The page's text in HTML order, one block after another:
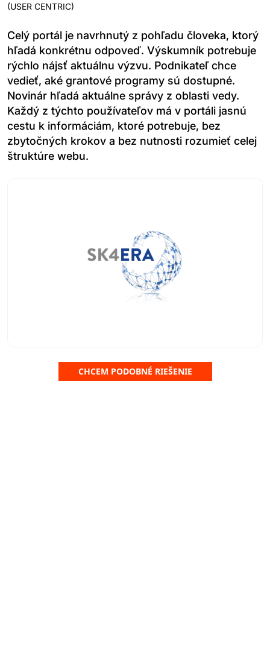
(USER CENTRIC)
Celý portál je navrhnutý z pohľadu človeka, ktorý
hľadá konkrétnu odpoveď. Výskumník potrebuje
rýchlo nájsť aktuálnu výzvu. Podnikateľ chce
vedieť, aké grantové programy sú dostupné.
Novinár hľadá aktuálne správy z oblasti vedy.
Každý z týchto používateľov má v portáli jasnú
cestu k informáciám, ktoré potrebuje, bez
zbytočných krokov a bez nutnosti rozumieť celej
štruktúre webu.
CHCEM PODOBNÉ RIEŠENIE